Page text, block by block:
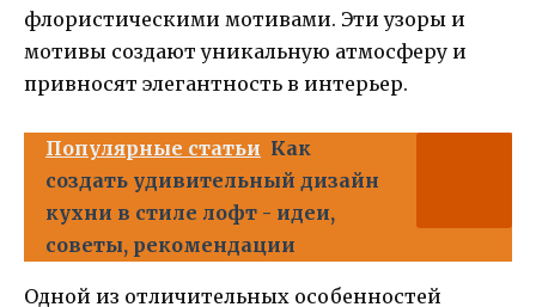
флористическими мотивами. Эти узоры и
мотивы создают уникальную атмосферу и
привносят элегантность в интерьер.
Популярные статьи Как
создать удивительный дизайн
кухни в стиле лофт - идеи,
советы, рекомендации
Одной из отличительных особенностей